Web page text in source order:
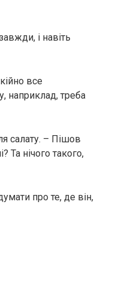
і навіть
все
наприклад, треба
салату. – Пішов
Та нічого такого,
про те, де він,